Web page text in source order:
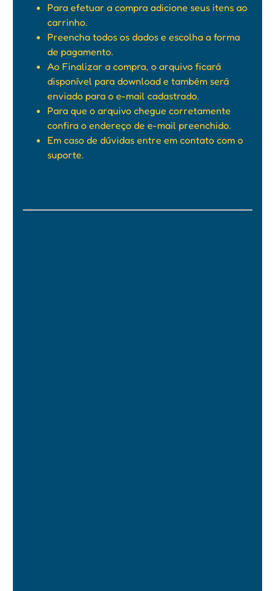
Para efetuar a compra adicione seus itens ao
carrinho.
Preencha todos os dados e escolha a forma
de pagamento.
Ao Finalizar a compra, o arquivo ficará
disponível para download e também será
enviado para o e-mail cadastrado.
Para que o arquivo chegue corretamente
confira o endereço de e-mail preenchido.
Em caso de dúvidas entre em contato com o
suporte.